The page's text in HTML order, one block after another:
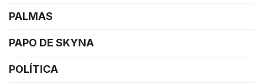
PALMAS
PAPO DE SKYNA
POLÍTICA